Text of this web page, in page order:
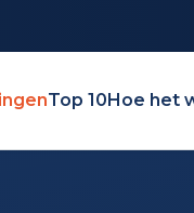
Top 10Hoe het